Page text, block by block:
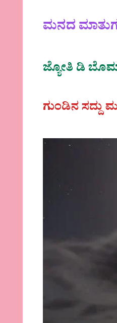
ಮನದ
ಜ್ಯೋತಿ ಡಿ
ಗುಂಡಿನ ಸದ್ದು